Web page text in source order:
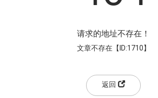
请求的地址不存在！
文章不存在【ID:1710】
返回